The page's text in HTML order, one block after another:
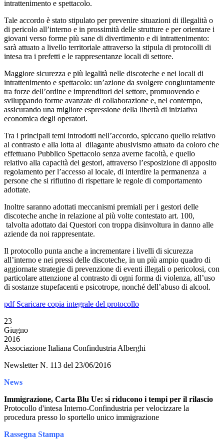
intrattenimento e spettacolo.
Tale accordo è stato stipulato per prevenire situazioni di illegalità o
di pericolo all’interno e in prossimità delle strutture e per orientare i
giovani verso forme più sane di divertimento e di intrattenimento:
sarà attuato a livello territoriale attraverso la stipula di protocolli di
intesa tra i prefetti e le rappresentanze locali di settore.
Maggiore sicurezza e più legalità nelle discoteche e nei locali di
intrattenimento e spettacolo: un’azione da svolgere congiuntamente
tra forze dell’ordine e imprenditori del settore, promuovendo e
sviluppando forme avanzate di collaborazione e, nel contempo,
assicurando una migliore espressione della libertà di iniziativa
economica degli operatori.
Tra i principali temi introdotti nell’accordo, spiccano quello relativo
al contrasto e alla lotta al dilagante abusivismo attuato da coloro che
effettuano Pubblico Spettacolo senza averne facoltà, e quello
relativo alla capacità dei gestori, attraverso l’esposizione di apposito
regolamento per l’accesso al locale, di interdire la permanenza a
persone che si rifiutino di rispettare le regole di comportamento
adottate.
Inoltre saranno adottati meccanismi premiali per i gestori delle
discoteche anche in relazione al più volte contestato art. 100,
talvolta adottato dai Questori con troppa disinvoltura in danno alle
aziende da noi rappresentate.
Il protocollo punta anche a incrementare i livelli di sicurezza
all’interno e nei pressi delle discoteche, in un più ampio quadro di
aggiornate strategie di prevenzione di eventi illegali o pericolosi, con
particolare attenzione al contrasto di ogni forma di violenza, all’uso
di sostanze stupefacenti e psicotrope, nonché dell’abuso di alcool.
pdfScaricare copia integrale del protocollo
23
Giugno
2016
Associazione Italiana Confindustria Alberghi
Newsletter N. 113 del 23/06/2016
News
Immigrazione, Carta Blu Ue: si riducono i tempi per il rilascio
Protocollo d'intesa Interno-Confindustria per velocizzare la
procedura presso lo sportello unico immigrazione
Rassegna Stampa